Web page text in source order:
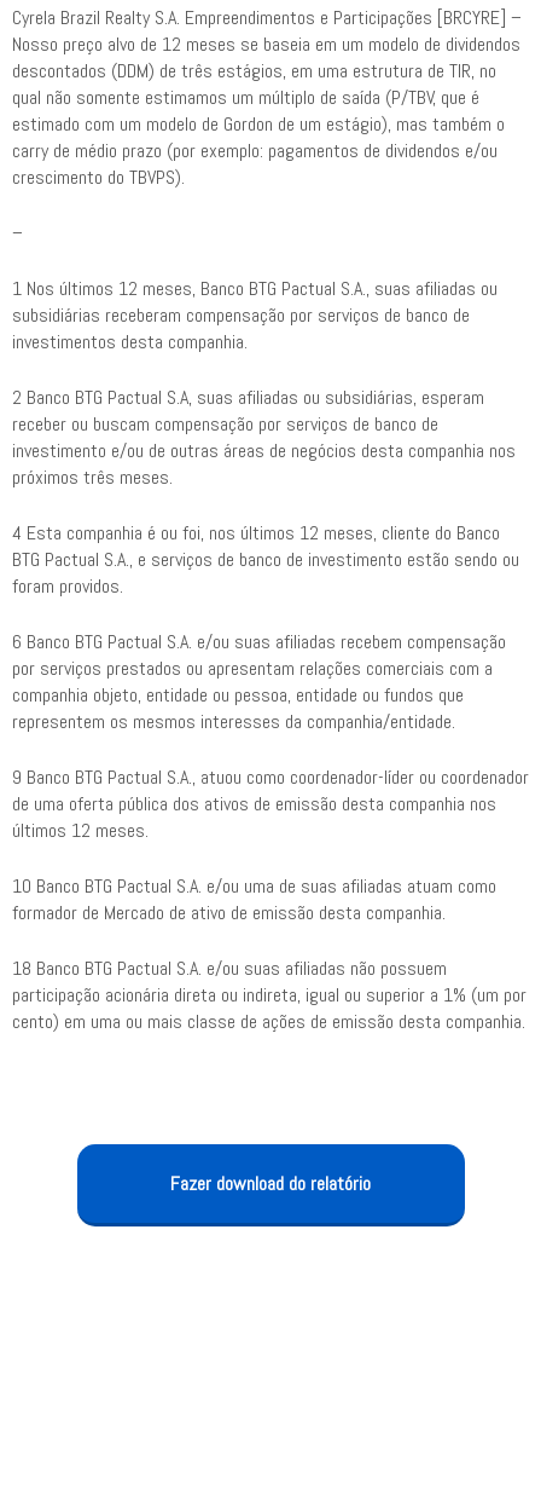
Cyrela Brazil Realty S.A. Empreendimentos e Participações [BRCYRE] –
Nosso preço alvo de 12 meses se baseia em um modelo de dividendos
descontados (DDM) de três estágios, em uma estrutura de TIR, no
qual não somente estimamos um múltiplo de saída (P/TBV, que é
estimado com um modelo de Gordon de um estágio), mas também o
carry de médio prazo (por exemplo: pagamentos de dividendos e/ou
crescimento do TBVPS).
–
1 Nos últimos 12 meses, Banco BTG Pactual S.A., suas afiliadas ou
subsidiárias receberam compensação por serviços de banco de
investimentos desta companhia.
2 Banco BTG Pactual S.A, suas afiliadas ou subsidiárias, esperam
receber ou buscam compensação por serviços de banco de
investimento e/ou de outras áreas de negócios desta companhia nos
próximos três meses.
4 Esta companhia é ou foi, nos últimos 12 meses, cliente do Banco
BTG Pactual S.A., e serviços de banco de investimento estão sendo ou
foram providos.
6 Banco BTG Pactual S.A. e/ou suas afiliadas recebem compensação
por serviços prestados ou apresentam relações comerciais com a
companhia objeto, entidade ou pessoa, entidade ou fundos que
representem os mesmos interesses da companhia/entidade.
9 Banco BTG Pactual S.A., atuou como coordenador-líder ou coordenador
de uma oferta pública dos ativos de emissão desta companhia nos
últimos 12 meses.
10 Banco BTG Pactual S.A. e/ou uma de suas afiliadas atuam como
formador de Mercado de ativo de emissão desta companhia.
18 Banco BTG Pactual S.A. e/ou suas afiliadas não possuem
participação acionária direta ou indireta, igual ou superior a 1% (um por
cento) em uma ou mais classe de ações de emissão desta companhia.
Fazer download do relatório